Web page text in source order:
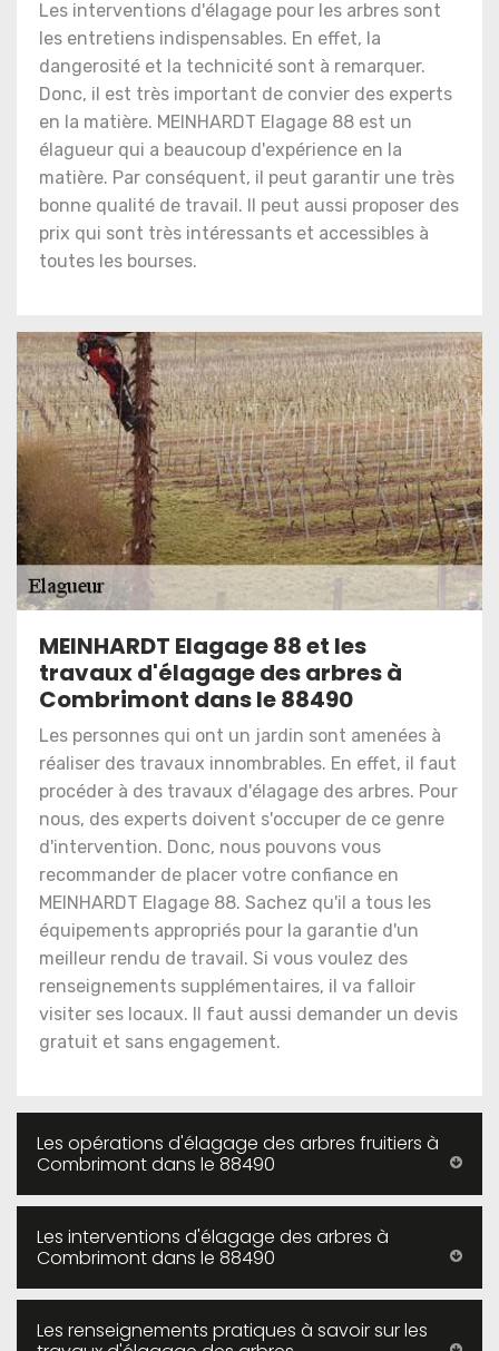
Les interventions d'élagage pour les arbres sont
les entretiens indispensables. En effet, la
dangerosité et la technicité sont à remarquer.
Donc, il est très important de convier des experts
en la matière. MEINHARDT Elagage 88 est un
élagueur qui a beaucoup d'expérience en la
matière. Par conséquent, il peut garantir une très
bonne qualité de travail. Il peut aussi proposer des
prix qui sont très intéressants et accessibles à
toutes les bourses.
MEINHARDT Elagage 88 et les
travaux d'élagage des arbres à
Combrimont dans le 88490
Les personnes qui ont un jardin sont amenées à
réaliser des travaux innombrables. En effet, il faut
procéder à des travaux d'élagage des arbres. Pour
nous, des experts doivent s'occuper de ce genre
d'intervention. Donc, nous pouvons vous
recommander de placer votre confiance en
MEINHARDT Elagage 88. Sachez qu'il a tous les
équipements appropriés pour la garantie d'un
meilleur rendu de travail. Si vous voulez des
renseignements supplémentaires, il va falloir
visiter ses locaux. Il faut aussi demander un devis
gratuit et sans engagement.
Les opérations d'élagage des arbres fruitiers à
Combrimont dans le 88490
Les interventions d'élagage des arbres à
Combrimont dans le 88490
Les renseignements pratiques à savoir sur les